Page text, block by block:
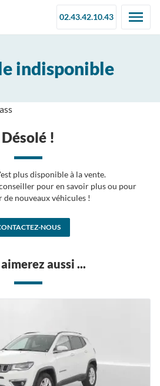
02.43.42.10.43
indisponible
Désolé !
plus disponible à la vente.
pour en savoir plus ou pour
nouveaux véhicules !
NOUS
aussi ...